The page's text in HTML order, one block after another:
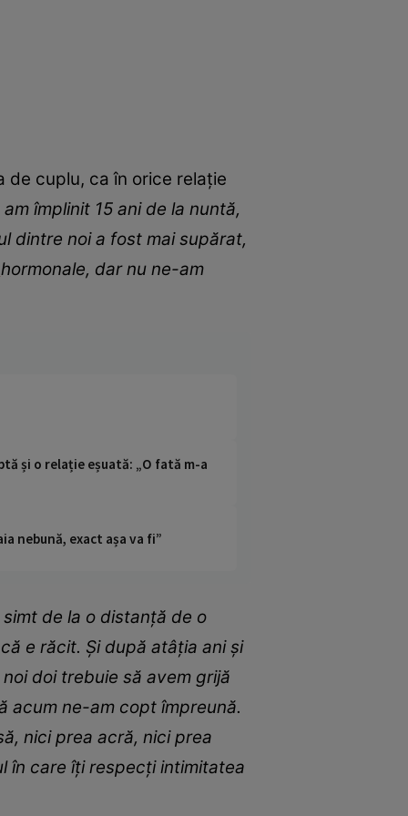
de cuplu, ca în orice relație
am împlinit 15 ani de la nuntă,
dintre noi a fost mai supărat,
hormonale, dar nu ne-am
și o relație eșuată: „O fată m-a
nebună, exact așa va fi”
de la o distanță de o
e răcit. Și după atâția ani și
doi trebuie să avem grijă
acum ne-am copt împreună.
nici prea acră, nici prea
în care îți respecți intimitatea